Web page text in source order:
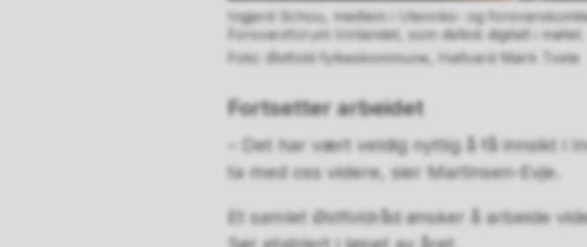
Ingjerd Schou, medlem i Utenriks- og
Forsvarsforum Innlandet, som deltok digitalt i møtet.
Østfold fylkeskommune, Hallvard Mørk Tvete
Fortsetter arbeidet
– Det har vært veldig nyttig å få innsikt i
ta med oss videre, sier Martinsen-Evje.
Et samlet Østfoldråd ønsker å arbeide